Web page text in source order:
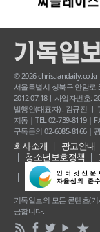
© 2026
서울특별시 성북구 안암로
2012.07.18ㅣ사업자번호:
발행인(대표자) : 김규진
지동 | TEL 02-739-8119 |
구독문의 02-6085-8166 |
회사소개 광고안내
청소년보호정책
기독일보의 모든 콘텐츠(
금합니다.